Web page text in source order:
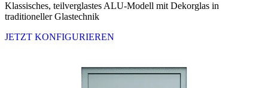
Klassisches, teilverglastes ALU-Modell mit Dekorglas in
traditioneller Glastechnik
JETZT KONFIGURIEREN